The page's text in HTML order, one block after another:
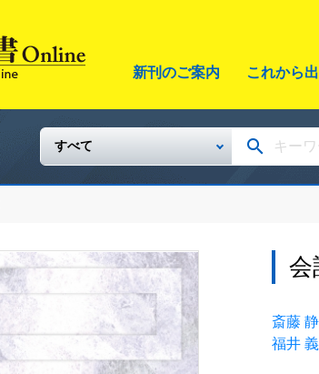
新刊のご案内 これから
会
斎藤
福井